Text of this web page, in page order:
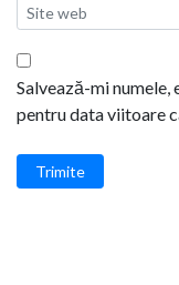
Salvează-mi
pentru data viitoare
Trimite